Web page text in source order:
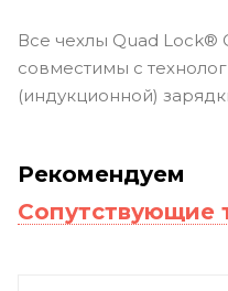
Все чехлы Quad Lock®
совместимы с
(индукционной)
Рекомендуем
Сопутствующие